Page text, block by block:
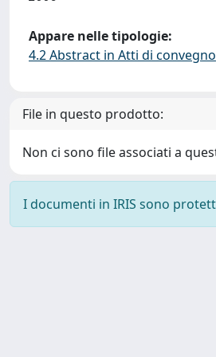
Appare nelle tipologie:
4.2 Abstract in Atti di convegno
File in questo prodotto:
Non ci sono file associati a
I documenti in IRIS sono